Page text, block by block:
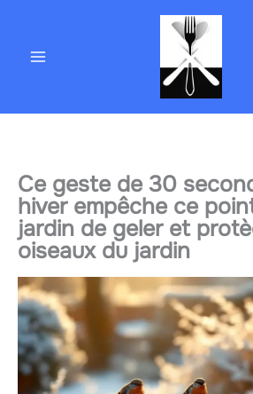
contenu
Ce geste de 30
hiver empêche ce
jardin de geler et
oiseaux du jardin